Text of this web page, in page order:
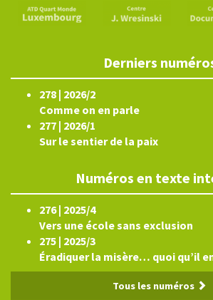
Derniers
278 | 2026/2
Comme on en parle
277 | 2026/1
Sur le sentier de la paix
Numéros en texte
276 | 2025/4
Vers une école sans exclusion
275 | 2025/3
Éradiquer la misère… quoi qu’il
Tous les numéros